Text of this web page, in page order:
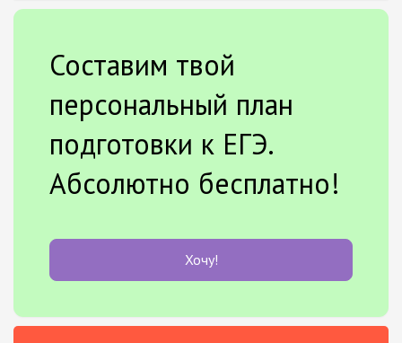
Составим твой
персональный план
подготовки к ЕГЭ.
Абсолютно бесплатно!
Хочу!